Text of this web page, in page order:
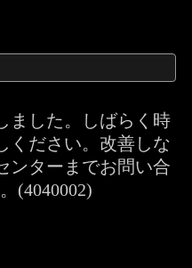
ました。しばらく時
ください。改善しな
ンターまでお問い合
(4040002)